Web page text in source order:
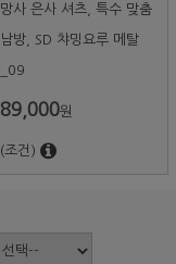
망사 은사 셔츠, 특수 맞춤
남방, SD 챠밍요루 메탈
_09
89,000원
(조건)